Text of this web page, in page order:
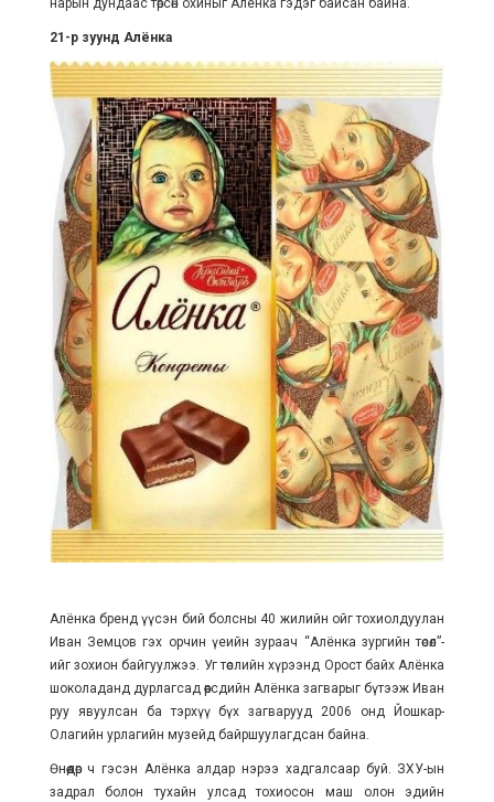
нарын дундаас төрсөн охиныг Алёнка гэдэг байсан байна.
21-р зуунд Алёнка
Алёнка бренд үүсэн бий болсны 40 жилийн ойг тохиолдуулан
Иван Земцов гэх орчин үеийн зураач “Алёнка зургийн төсөл”-
ийг зохион байгуулжээ. Уг төслийн хүрээнд Орост байх Алёнка
шоколаданд дурлагсад өөрсдийн Алёнка загварыг бүтээж Иван
руу явуулсан ба тэрхүү бүх загварууд 2006 онд Йошкар-
Олагийн урлагийн музейд байршуулагдсан байна.
Өнөөдөр ч гэсэн Алёнка алдар нэрээ хадгалсаар буй. ЗХУ-ын
задрал болон тухайн улсад тохиосон маш олон эдийн